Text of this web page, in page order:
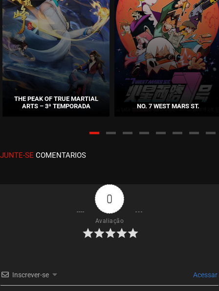
ASSISTIDO
ASSISTIDO
EPISÓDIO 213
agosto 04, 2026
EPISÓDIO 212
agosto 04, 2026
ASSISTIDO
EPISÓDIO 210
agosto 02, 2026
EPISÓDIO 209
EPISÓDIO 208
THE PEAK OF TRUE MARTIAL
ARTS – 3ª TEMPORADA
NO. 7 WEST MARS ST.
JUNTE-SE COMENTARIOS
0
Avaliação
Inscrever-se Acessar